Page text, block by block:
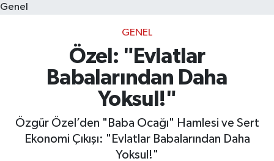
Genel
GENEL
Özel: "Evlatlar
Babalarından Daha
Yoksul!"
Özgür Özel’den "Baba Ocağı" Hamlesi ve Sert
Ekonomi Çıkışı: "Evlatlar Babalarından Daha
Yoksul!"
Kültür & Sanat
Teknoloji
Genel